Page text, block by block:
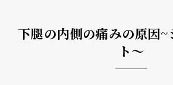
下腿の内側の痛みの原因~
ト～